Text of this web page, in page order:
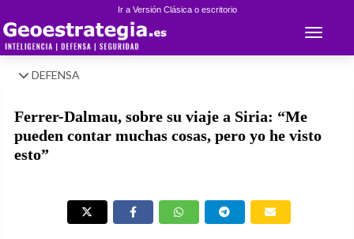
Ir a Versión Clásica o escritorio
Toggle
DEFENSA
Ferrer-Dalmau, sobre su viaje a Siria: “Me
pueden contar muchas cosas, pero yo he visto
esto”